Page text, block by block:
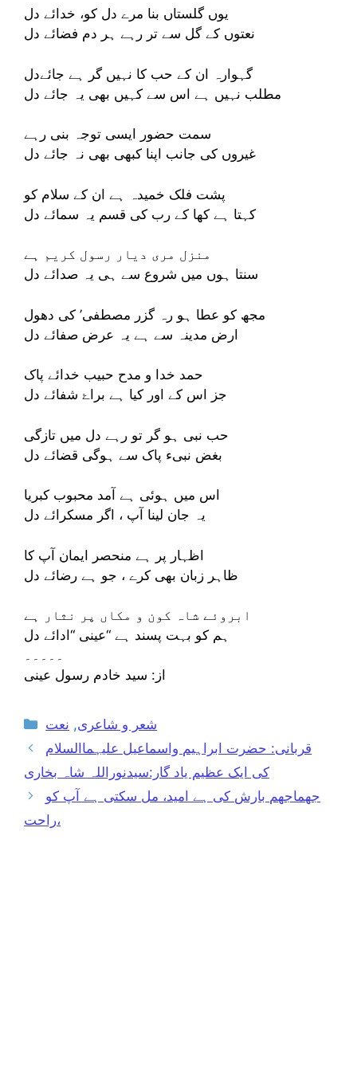
یوں گلستاں بنا مرے دل کو، خدائے دل
نعتوں کے گل سے تر رہے ہر دم فضائے دل
گہوارہ ان کے حب کا نہیں گر ہے جائےدل
مطلب نہیں ہے اس سے کہیں بھی یہ جائے دل
سمت حضور ایسی توجہ بنی رہے
غیروں کی جانب اپنا کبھی بھی نہ جائے دل
پشت فلک خمیدہ ہے ان کے سلام کو
کہتا ہے کھا کے رب کی قسم یہ سمائے دل
منزل مری دیار رسول کریم ہے
سنتا ہوں میں شروع سے ہی یہ صدائے دل
مجھ کو عطا ہو رہ گزر مصطفی’ کی دھول
ارض مدینہ سے ہے یہ عرض صفائے دل
حمد خدا و مدح حبیب خدائے پاک
جز اس کے اور کیا ہے براۓ شفائے دل
حب نبی ہو گر تو رہے دل میں تازگی
بغض نبیء پاک سے ہوگی قضائے دل
اس میں ہوئی ہے آمد محبوب کبریا
یہ جان‌ لینا آپ ، اگر مسکرائے دل
اظہار پر ہے منحصر ایمان آپ کا
ظاہر زبان بھی کرے ، جو ہے رضائے دل
ابروئے شاہ کون و مکاں پر نثار ہے
ہم کو بہت پسند ہے “عینی “ادائے دل
۔۔۔۔۔
از: سید خادم رسول عینی
Categories
شعر و شاعری, نعت
قربانی: حضرت ابراہیم واسماعیل علیہماالسلام
کی ایک عظیم یاد گار:سیدنوراللہ شاہ بخاری
جھماجھم بارش کی ہے امید، مل سکتی ہے آپ کو
راحت،